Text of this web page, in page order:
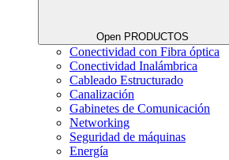
Open PRODUCTOS
Conectividad con Fibra óptica
Conectividad Inalámbrica
Cableado Estructurado
Canalización
Gabinetes de Comunicación
Networking
Seguridad de máquinas
Energía